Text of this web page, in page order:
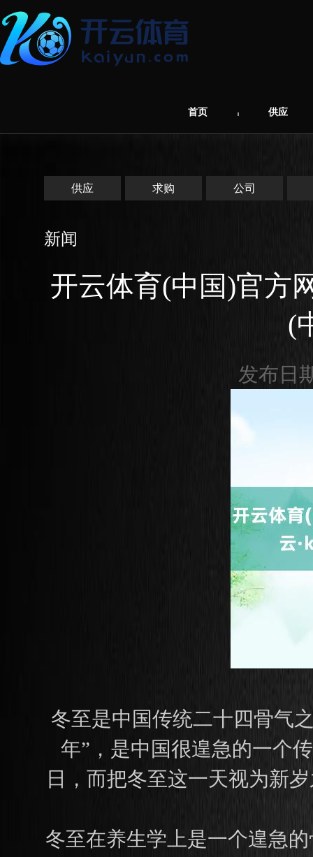
首页 供应
供应 求购 公司
新闻
开云体育(中国)官方
(
发布日
冬至是中国传统二十四骨气
年”，是中国很遑急的一个
日，而把冬至这一天视为新
冬至在养生学上是一个遑急